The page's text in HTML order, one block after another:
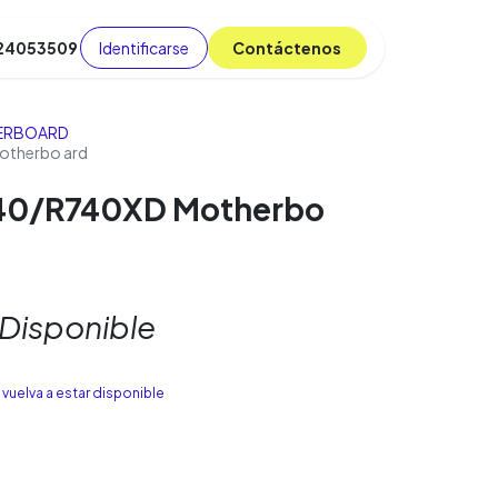
Cursos Blog
Identificarse C​​​​ont​​​​áct​​​​​​en​​​​​​os
ard
R740XD Motherbo
a estar disponible